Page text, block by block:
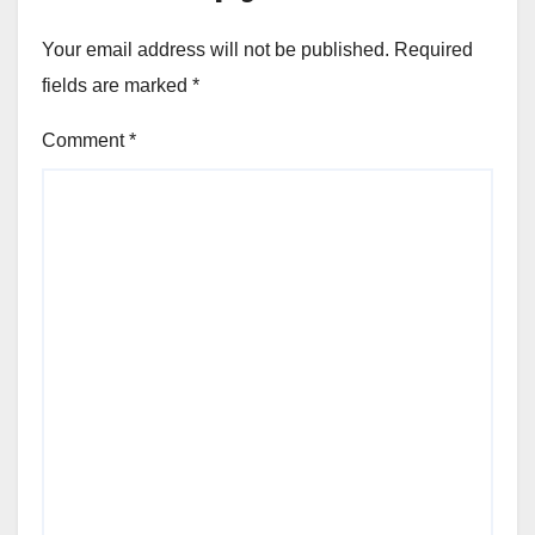
Your email address will not be published. Required
fields are marked *
Comment*